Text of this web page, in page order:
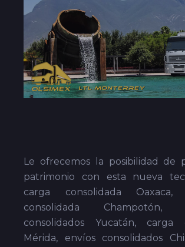
Le ofrecemos la posibilidad de
patrimonio con esta nueva
carga consolidada Oaxaca,
consolidada Champotón,
consolidados Yucatán, carga
Mérida, envíos consolidados